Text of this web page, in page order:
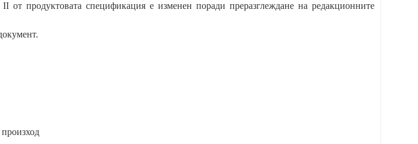
от продуктовата спецификация е изменен поради преразглеждане на редакционните